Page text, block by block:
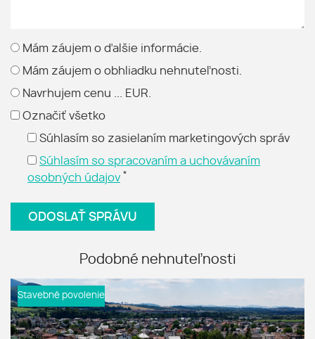
Mám záujem o ďalšie informácie.
Mám záujem o obhliadku nehnuteľnosti.
Navrhujem cenu ... EUR.
Označiť všetko
Súhlasím so zasielaním marketingových správ
Súhlasím so spracovaním a uchovávaním
osobných údajov *
Podobné nehnuteľnosti
Stavebné povolenie